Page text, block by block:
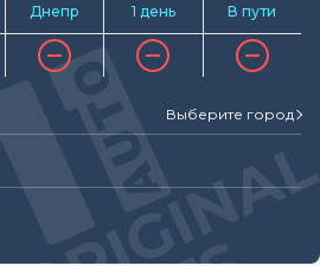
Днепр 1 день В пути
Выберите город